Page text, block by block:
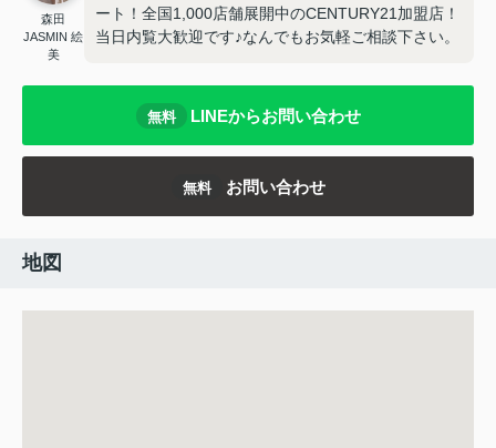
森田
JASMIN 絵
美
ート！全国1,000店舗展開中のCENTURY21加盟店！
当日内覧大歓迎です♪なんでもお気軽ご相談下さい。
無料 LINEからお問い合わせ
無料 お問い合わせ
地図